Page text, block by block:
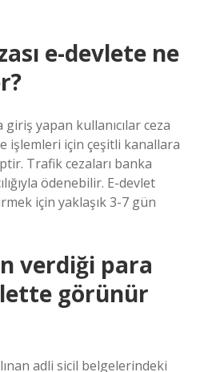
e-devlete ne
yapan kullanıcılar ceza
işlemleri için çeşitli kanallara
Trafik cezaları banka
ödenebilir. E-devlet
için yaklaşık 3-7 gün
verdiği para
görünür
adli sicil belgelerindeki